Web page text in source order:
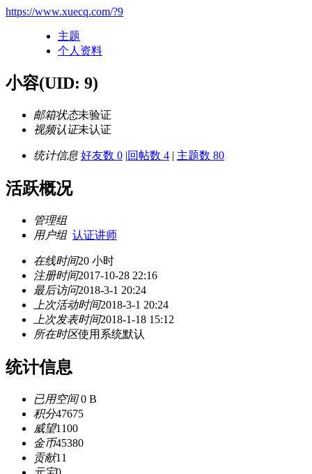
https://www.xuecq.com/?9
主题
个人资料
小容(UID: 9)
邮箱状态未验证
视频认证未认证
统计信息 好友数 0 |回帖数 4 | 主题数 80
活跃概况
管理组
用户组 认证讲师
在线时间20 小时
注册时间2017-10-28 22:16
最后访问2018-3-1 20:24
上次活动时间2018-3-1 20:24
上次发表时间2018-1-18 15:12
所在时区使用系统默认
统计信息
已用空间0 B
积分47675
威望1100
金币45380
贡献11